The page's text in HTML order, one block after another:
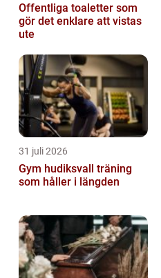
Offentliga toaletter som
gör det enklare att vistas
ute
31 juli 2026
Gym hudiksvall träning
som håller i längden